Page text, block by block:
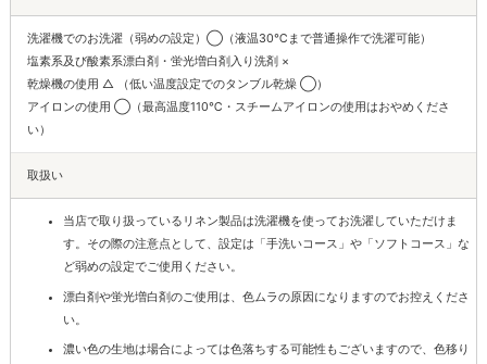
洗濯機でのお洗濯（弱めの設定）◯（液温30℃まで普通操作で洗濯可能）
塩素系及び酸素系漂白剤・蛍光増白剤入り洗剤 ×
乾燥機の使用 △ （低い温度設定でのタンブル乾燥 ◯）
アイロンの使用 ◯（最高温度110℃・スチームアイロンの使用はおやめくださ
い）
取扱い
当店で取り扱っているリネン製品は洗濯機を使ってお洗濯していただけま
す。その際の注意点として、設定は「手洗いコース」や「ソフトコース」な
ど弱めの設定でご使用ください。
漂白剤や蛍光増白剤のご使用は、色ムラの原因になりますのでお控えくださ
い。
濃い色の生地は場合によっては色落ちする可能性もございますので、色移り